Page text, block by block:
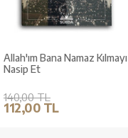
Allah'ım Bana Namaz Kılmayı
Nasip Et
140,00 TL
112,00 TL